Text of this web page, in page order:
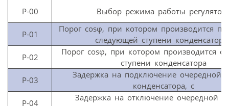
P-00 Выбор режима работы
P-01
Порог cosφ, при котором производится
следующей ступени
P-02
Порог cosφ, при котором производится
ступени конденсатора
P-03
Задержка на подключение очередной
конденсатора, с
P-04
Задержка на отключение очередной